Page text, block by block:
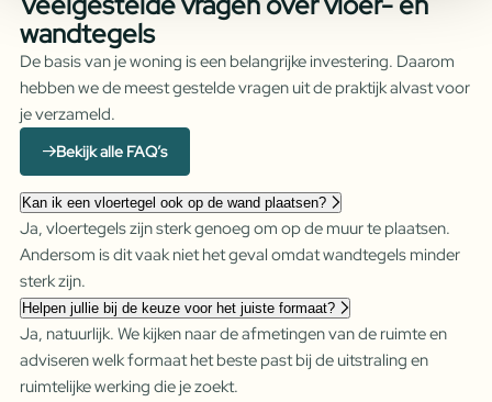
wandtegels
De basis van je woning is een belangrijke investering. Daarom
hebben we de meest gestelde vragen uit de praktijk alvast voor
je verzameld.
Bekijk alle FAQ’s
Kan ik een vloertegel ook op de wand plaatsen?
Ja, vloertegels zijn sterk genoeg om op de muur te plaatsen.
Andersom is dit vaak niet het geval omdat wandtegels minder
sterk zijn.
Helpen jullie bij de keuze voor het juiste formaat?
Ja, natuurlijk. We kijken naar de afmetingen van de ruimte en
adviseren welk formaat het beste past bij de uitstraling en
ruimtelijke werking die je zoekt.